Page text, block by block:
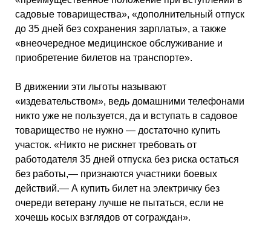
садовые товарищества», «дополнительный отпуск
до 35 дней без сохранения зарплаты», а также
«внеочередное медицинское обслуживание и
приобретение билетов на транспорте».
В движении эти льготы называют
«издевательством», ведь домашними телефонами
никто уже не пользуется, да и вступать в садовое
товарищество не нужно — достаточно купить
участок. «Никто не рискнет требовать от
работодателя 35 дней отпуска без риска остаться
без работы,— признаются участники боевых
действий.— А купить билет на электричку без
очереди ветерану лучше не пытаться, если не
хочешь косых взглядов от сограждан».